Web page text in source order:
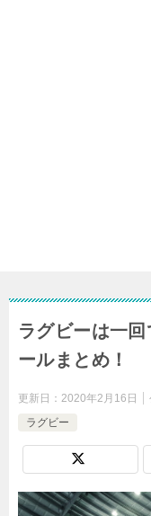
ラグビーは一
ールまとめ！
更新日： 2020年2月16日
ラグビー